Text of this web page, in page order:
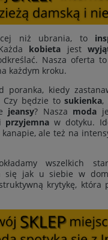
niż ubrania, to
kobieta jest
Nasza oferta
każdym kroku.
poranka, kiedy
Czy będzie tosukienka,
jeansy? Nasza moda
i przyjemna w dotyku.
kanapie, ale też na
wszelkich
się jak u siebie w
krytykę, która